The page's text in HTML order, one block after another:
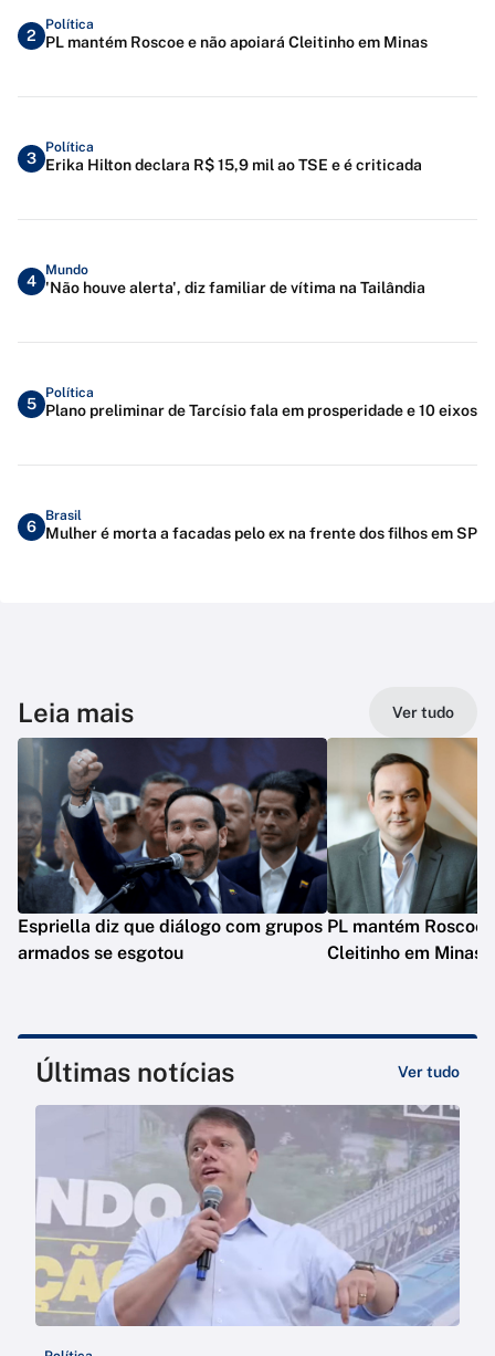
2
Política
PL mantém Roscoe e não apoiará Cleitinho em Minas
3
Política
Erika Hilton declara R$ 15,9 mil ao TSE e é criticada
4
Mundo
'Não houve alerta', diz familiar de vítima na Tailândia
5
Política
Plano preliminar de Tarcísio fala em prosperidade e 10 eixos
6
Brasil
Mulher é morta a facadas pelo ex na frente dos filhos em SP
Leia mais Ver tudo
Espriella diz que diálogo com grupos
armados se esgotou
PL mantém Roscoe
Cleitinho em Minas
Últimas notícias Ver tudo